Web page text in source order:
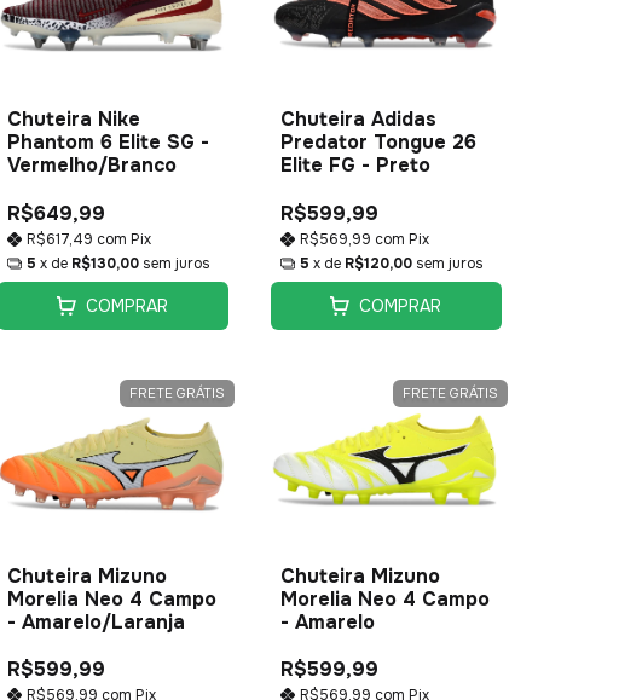
Chuteira Nike
Phantom 6 Elite SG -
Vermelho/Branco
R$649,99
R$617,49 com Pix
5 x de R$130,00 sem juros
COMPRAR
Chuteira Adidas
Predator Tongue 26
Elite FG - Preto
R$599,99
R$569,99 com Pix
5 x de R$120,00 sem juros
COMPRAR
FRETE GRÁTIS
Chuteira Mizuno
Morelia Neo 4 Campo
- Amarelo/Laranja
R$599,99
R$569,99 com Pix
FRETE GRÁTIS
Chuteira Mizuno
Morelia Neo 4 Campo
- Amarelo
R$599,99
R$569,99 com Pix